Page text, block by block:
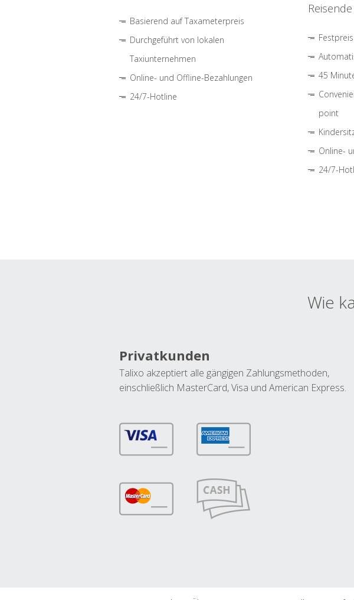
Basierend auf Taxameterpreis
Durchgeführt von lokalen
Taxiunternehmen
Online- und Offline-Bezahlungen
24/7-Hotline
Reisende
Festpreis
45
point
Online-
24/7-
Wie
Privatkunden
Talixo akzeptiert alle gängigen Zahlungsmethoden,
einschließlich MasterCard, Visa und American Express.